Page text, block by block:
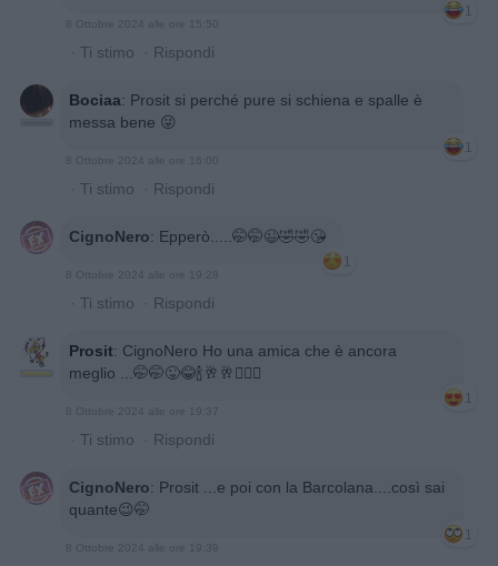
1
· Ti stimo · Rispondi
Bociaa: Prosit si perché pure si schiena e spalle è
messa bene 😜
1
· Ti stimo · Rispondi
CignoNero: Epperò.....🤭🤭😉🤣🤣😘
1
8 Ottobre 2024 alle ore 19:28
· Ti stimo · Rispondi
Prosit: CignoNero Ho una amica che è ancora
meglio ...🤭🤭😜😂🍾🥂🥂🙋🏻‍♂️
1
8 Ottobre 2024 alle ore 19:37
· Ti stimo · Rispondi
CignoNero: Prosit ...e poi con la Barcolana....così sai
quante😉🤭
1
8 Ottobre 2024 alle ore 19:39